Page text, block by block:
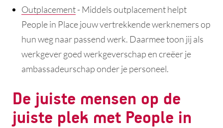
Outplacement- Middels outplacement helpt
People in Place jouw vertrekkende werknemers op
hun weg naar passend werk. Daarmee toon jij als
werkgever goed werkgeverschap en creëer je
ambassadeurschap onder je personeel.
De juiste mensen op de
juiste plek met People in